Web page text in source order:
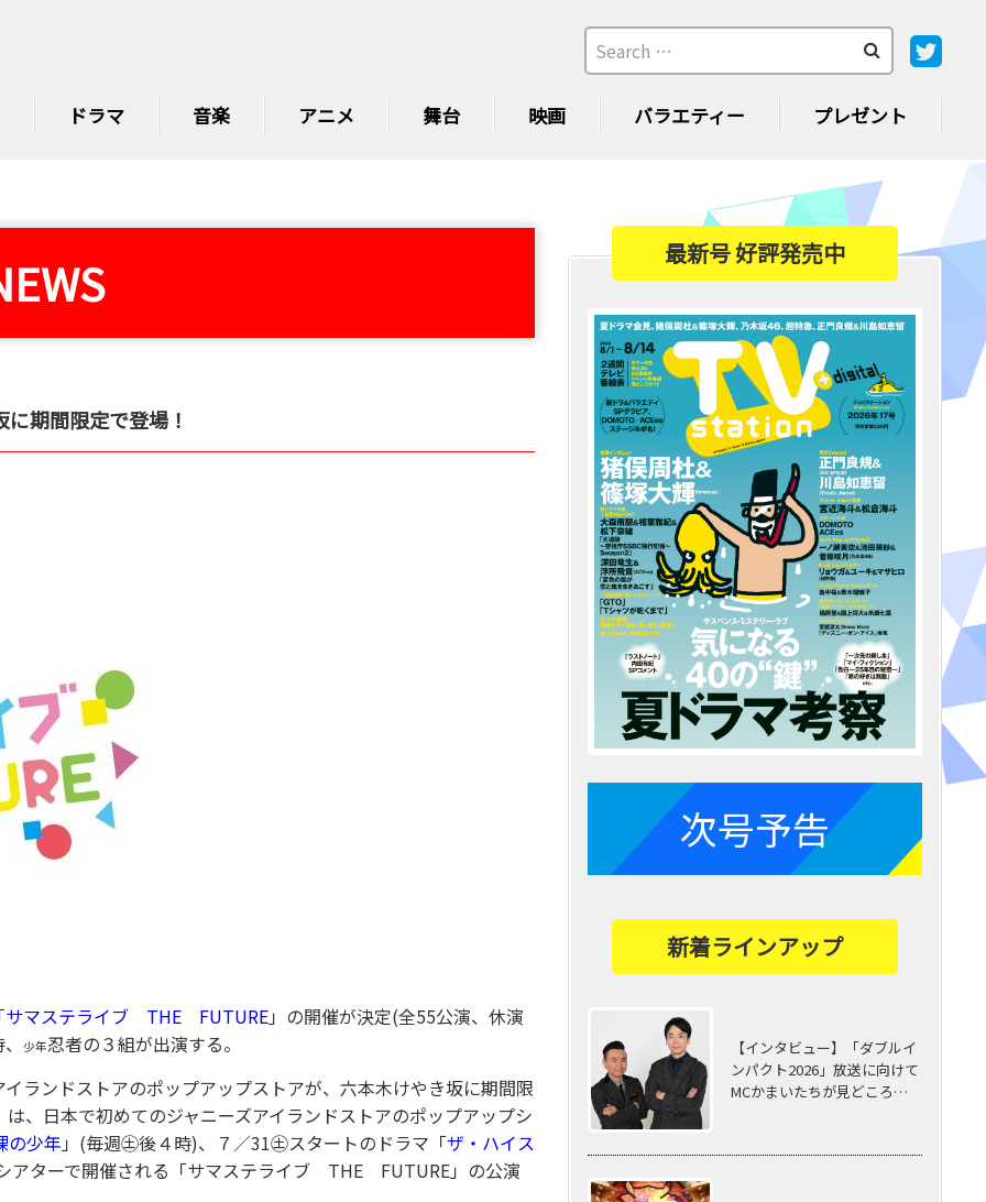
ドラマ 音楽 アニメ 舞台 映画 バラエティー プレゼント
期間限定で登場！
サマステライブ THE FUTURE」の開催が決定(全55公演、休演
少年忍者の３組が出演する。
ランドストアのポップアップストアが、六本木けやき坂に期間限
は、日本で初めてのジャニーズアイランドストアのポップアップシ
の少年 」(毎週㊏後４時)、７／31㊏スタートのドラマ「ザ・ハイス
アターで開催される「サマステライブ THE FUTURE」の公演
最新号 好評発売中
次号予告
新着ラインアップ
【インタビュー】「ダブルイ
ンパクト2026」放送に向けて
MCかまいたちが見どころ…